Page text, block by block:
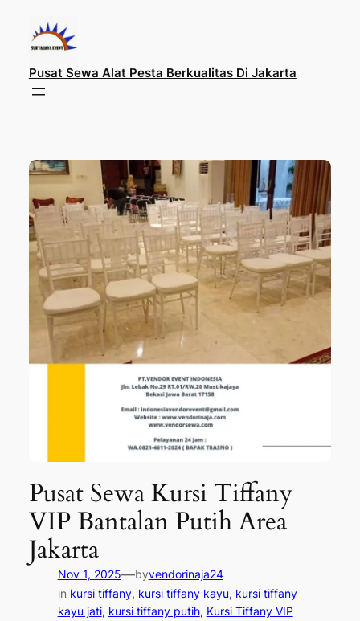
konten
Pusat Sewa Alat Pesta Berkualitas Di Jakarta
Pusat Sewa Kursi Tiffany
VIP Bantalan Putih Area
Jakarta
Nov 1, 2025—byvendorinaja24
in kursi tiffany, kursi tiffany kayu, kursi tiffany
kayu jati, kursi tiffany putih, Kursi Tiffany VIP